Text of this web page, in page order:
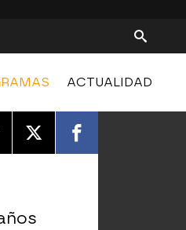
ACTUALIDAD